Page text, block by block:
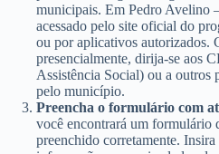
municipais. Em Pedro Avelino
acessado pelo site oficial do
ou por aplicativos autorizados.
presencialmente, dirija-se aos
Assistência Social) ou a outros
pelo município.
Preencha o formulário com
você encontrará um formulário
preenchido corretamente.